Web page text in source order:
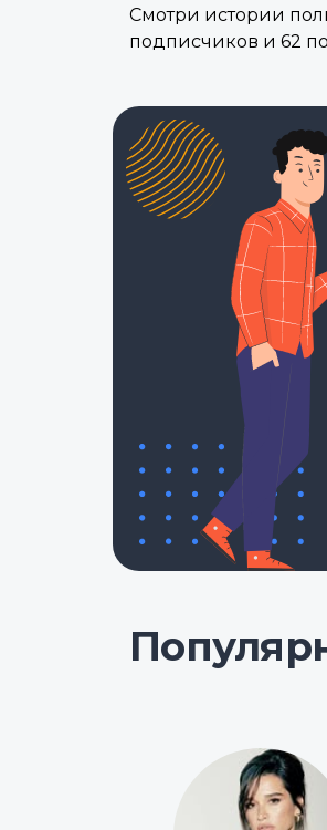
Смотри истории
подписчиков и 62